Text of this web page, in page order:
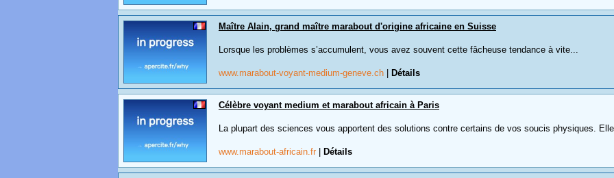
Maître Alain, grand maître marabout d'origine africaine en Suisse
Lorsque les problèmes s’accumulent, vous avez souvent cette fâcheuse tendance à vite...
www.marabout-voyant-medium-geneve.ch Détails
Célèbre voyant medium et marabout africain à Paris
La plupart des sciences vous apportent des solutions contre certains de vos soucis physiques.
www.marabout-africain.fr Détails